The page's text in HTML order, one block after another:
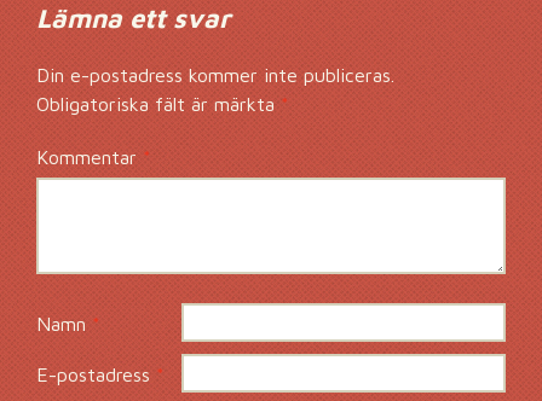
Lämna ett svar
Din e-postadress kommer inte publiceras.
Obligatoriska fält är märkta*
Kommentar *
Namn *
E-postadress *